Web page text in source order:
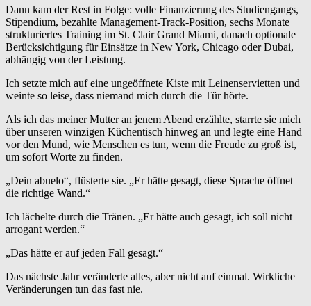
Dann kam der Rest in Folge: volle Finanzierung des Studiengangs,
Stipendium, bezahlte Management-Track-Position, sechs Monate
strukturiertes Training im St. Clair Grand Miami, danach optionale
Berücksichtigung für Einsätze in New York, Chicago oder Dubai,
abhängig von der Leistung.
Ich setzte mich auf eine ungeöffnete Kiste mit Leinenservietten und
weinte so leise, dass niemand mich durch die Tür hörte.
Als ich das meiner Mutter an jenem Abend erzählte, starrte sie mich
über unseren winzigen Küchentisch hinweg an und legte eine Hand
vor den Mund, wie Menschen es tun, wenn die Freude zu groß ist,
um sofort Worte zu finden.
„Dein abuelo“, flüsterte sie. „Er hätte gesagt, diese Sprache öffnet
die richtige Wand.“
Ich lächelte durch die Tränen. „Er hätte auch gesagt, ich soll nicht
arrogant werden.“
„Das hätte er auf jeden Fall gesagt.“
Das nächste Jahr veränderte alles, aber nicht auf einmal. Wirkliche
Veränderungen tun das fast nie.